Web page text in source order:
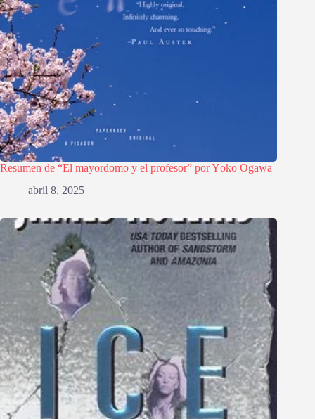
Resumen de “El mayordomo y el profesor” por Yōko Ogawa
abril 8, 2025